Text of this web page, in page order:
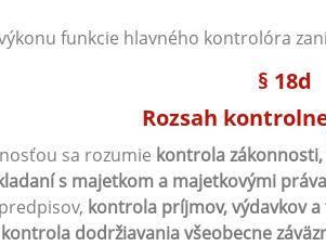
funkcie hlavného kontrolóra
§ 18d
Rozsah
sa rozumie kontrola
s majetkom a majetkovými
kontrola príjmov, výdavkov
dodržiavania všeobecne